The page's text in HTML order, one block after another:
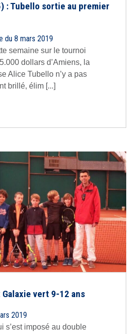
: Tubello sortie au premier
du 8 mars 2019
semaine sur le tournoi
dollars d’Amiens, la
Alice Tubello n’y a pas
brillé, élim [...]
vert 9-12 ans
2019
s’est imposé au double